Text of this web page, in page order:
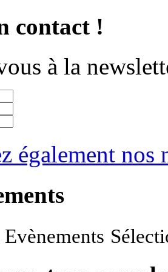
contact !
à la
également nos
Evènements